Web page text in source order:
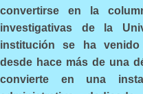
convertirse en la
investigativas de la
institución se ha venido
desde hace más de una
convierte en una